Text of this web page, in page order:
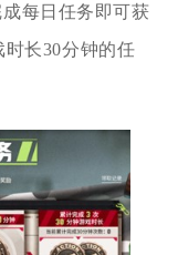
每日任务即可获
长30分钟的任